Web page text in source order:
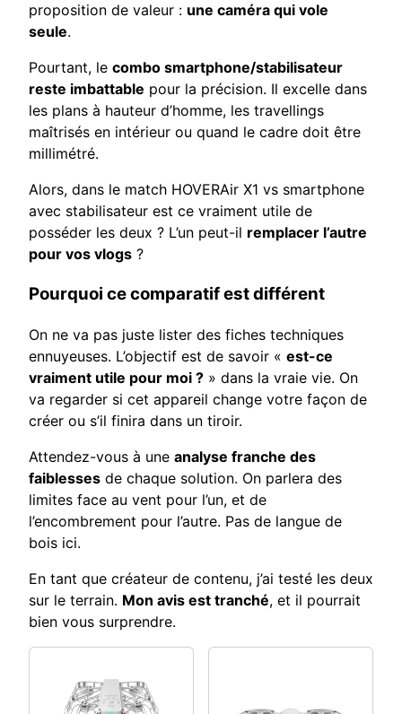
proposition de valeur : une caméra qui vole
seule.
Pourtant, le combo smartphone/stabilisateur
reste imbattable pour la précision. Il excelle dans
les plans à hauteur d’homme, les travellings
maîtrisés en intérieur ou quand le cadre doit être
millimétré.
Alors, dans le match HOVERAir X1 vs smartphone
avec stabilisateur est ce vraiment utile de
posséder les deux ? L’un peut-il remplacer l’autre
pour vos vlogs ?
Pourquoi ce comparatif est différent
On ne va pas juste lister des fiches techniques
ennuyeuses. L’objectif est de savoir « est-ce
vraiment utile pour moi ? » dans la vraie vie. On
va regarder si cet appareil change votre façon de
créer ou s’il finira dans un tiroir.
Attendez-vous à une analyse franche des
faiblesses de chaque solution. On parlera des
limites face au vent pour l’un, et de
l’encombrement pour l’autre. Pas de langue de
bois ici.
En tant que créateur de contenu, j’ai testé les deux
sur le terrain. Mon avis est tranché, et il pourrait
bien vous surprendre.